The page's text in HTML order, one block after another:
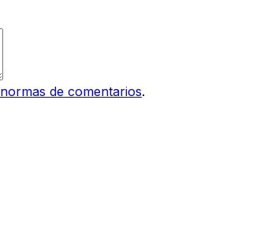
normas de comentarios.